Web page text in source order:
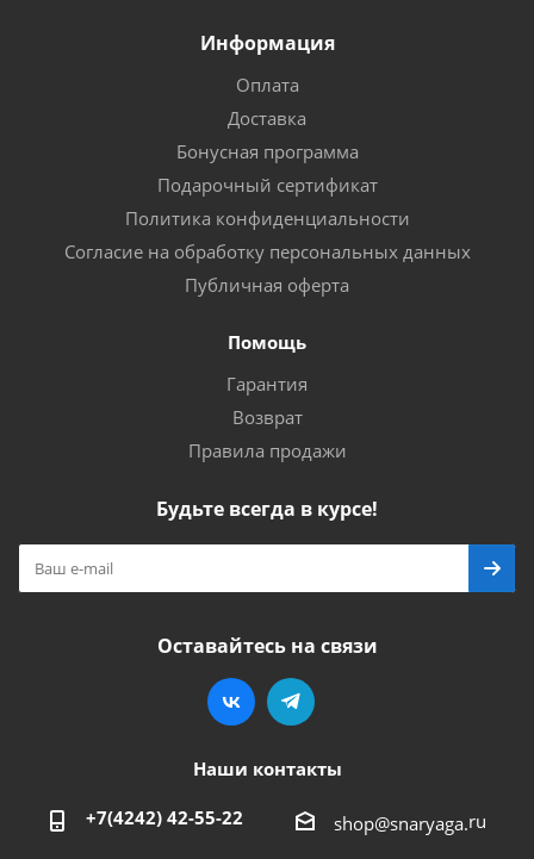
Информация
Оплата
Доставка
Бонусная программа
Подарочный сертификат
Политика конфиденциальности
Согласие на обработку персональных данных
Публичная оферта
Помощь
Гарантия
Возврат
Правила продажи
Будьте всегда в курсе!
Оставайтесь на связи
Наши контакты
+7(4242) 42-55-22 shop@snaryaga.ru